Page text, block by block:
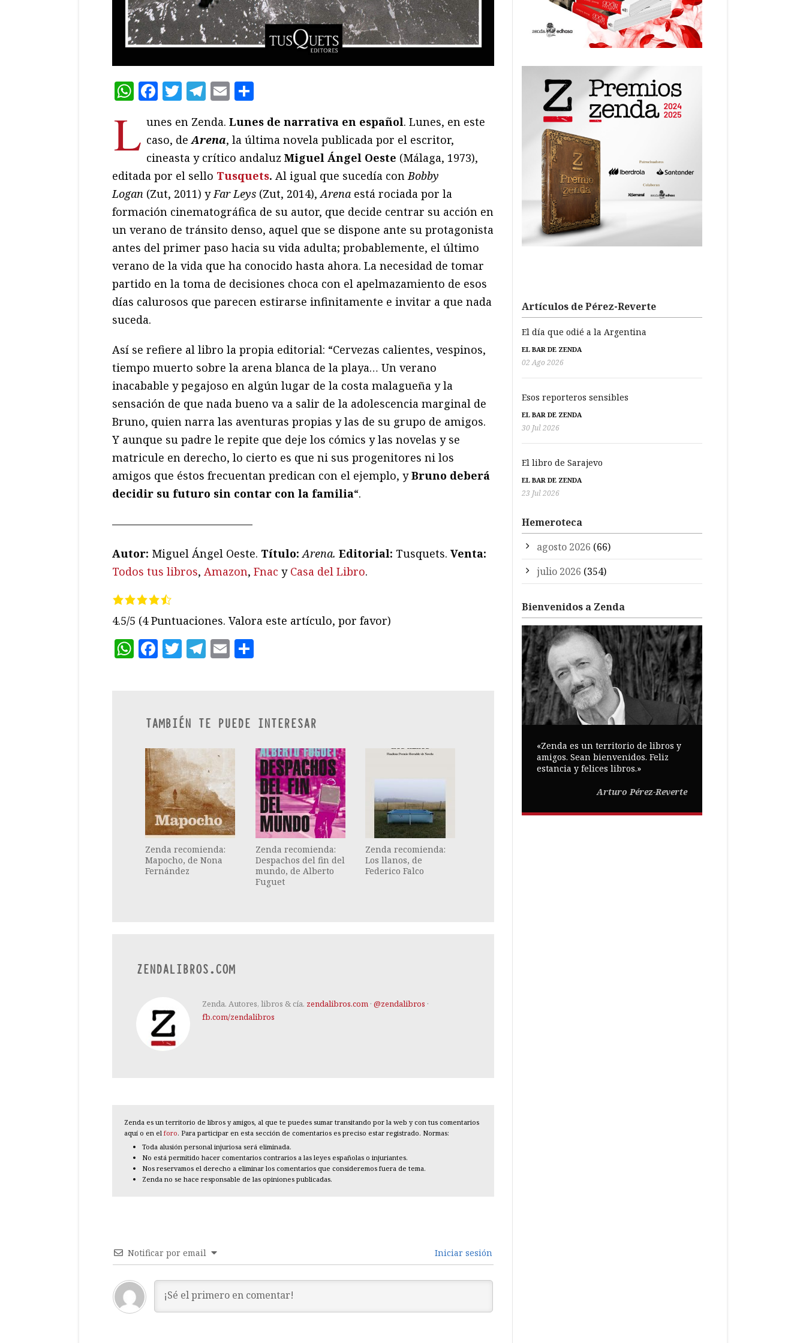
WhatsApp
Facebook
Twitter
Telegram
Email
L unes en Zenda. Lunes de narrativa en español. Lunes, en este
caso, deArena, la última novela publicada por el escritor,
cineasta y crítico andaluz Miguel Ángel Oeste (Málaga, 1973),
editada por el sello Tusquets. Al igual que sucedía conBobby
Logan (Zut, 2011) yFar Leys (Zut, 2014),Arena está rociada por la
formación cinematográfica de su autor, que decide centrar su acción en
un verano de tránsito denso, aquel que se dispone ante su protagonista
antes del primer paso hacia su vida adulta; probablemente, el último
verano de la vida que ha conocido hasta ahora. La necesidad de tomar
partido en la toma de decisiones choca con el apelmazamiento de esos
días calurosos que parecen estirarse infinitamente e invitar a que nada
suceda.
Así se refiere al libro la propia editorial: “Cervezas calientes, vespinos,
tiempo muerto sobre la arena blanca de la playa… Un verano
inacabable y pegajoso en algún lugar de la costa malagueña y la
sensación de que nada bueno va a salir de la adolescencia marginal de
Bruno, quien narra las aventuras propias y las de su grupo de amigos.
Y aunque su padre le repite que deje los cómics y las novelas y se
matricule en derecho, lo cierto es que ni sus progenitores ni los
amigos que éstos frecuentan predican con el ejemplo, yBruno deberá
decidir su futuro sin contar con la familia“.
—————————————
Autor: Miguel Ángel Oeste. Título: Arena. Editorial: Tusquets. Venta:
Todos tus libros, Amazon, Fnac y Casa del Libro.
4.5/5 (4 Puntuaciones. Valora este artículo, por favor)
WhatsApp
Facebook
Twitter
Telegram
Email
TAMBIÉN TE PUEDE INTERESAR
Zenda recomienda:
Mapocho, de Nona
Fernández
Zenda recomienda:
Despachos del fin del
mundo, de Alberto
Fuguet
Zenda recomienda:
Los llanos, de
Federico Falco
ZENDALIBROS.COM
Zenda. Autores, libros & cía. zendalibros.com · @zendalibros ·
fb.com/zendalibros
Zenda es un territorio de libros y amigos, al que te puedes sumar transitando por la web y con tus comentarios
aquí o en el foro. Para participar en esta sección de comentarios es preciso estar registrado. Normas:
Toda alusión personal injuriosa será eliminada.
No está permitido hacer comentarios contrarios a las leyes españolas o injuriantes.
Nos reservamos el derecho a eliminar los comentarios que consideremos fuera de tema.
Zenda no se hace responsable de las opiniones publicadas.
Notificar por email Iniciar sesión
Artículos de Pérez-Reverte
El día que odié a la Argentina
EL BAR DE ZENDA
02 Ago 2026
Esos reporteros sensibles
EL BAR DE ZENDA
30 Jul 2026
El libro de Sarajevo
EL BAR DE ZENDA
23 Jul 2026
Hemeroteca
agosto 2026 (66)
julio 2026 (354)
Bienvenidos a Zenda
«Zenda es un territorio de libros y
amigos. Sean bienvenidos. Feliz
estancia y felices libros.»
Arturo Pérez-Reverte